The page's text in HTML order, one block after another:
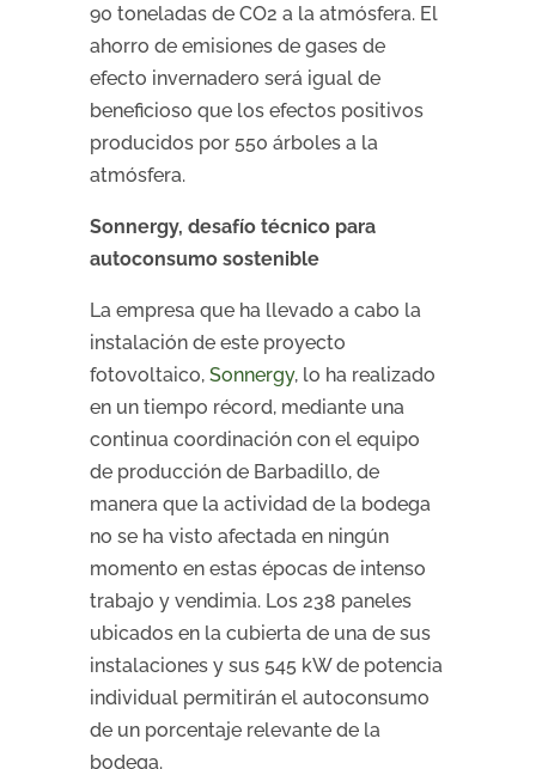
90 toneladas de CO2 a la atmósfera. El
ahorro de emisiones de gases de
efecto invernadero será igual de
beneficioso que los efectos positivos
producidos por 550 árboles a la
atmósfera.
Sonnergy, desafío técnico para
autoconsumo sostenible
La empresa que ha llevado a cabo la
instalación de este proyecto
fotovoltaico,Sonnergy, lo ha realizado
en un tiempo récord, mediante una
continua coordinación con el equipo
de producción de Barbadillo, de
manera que la actividad de la bodega
no se ha visto afectada en ningún
momento en estas épocas de intenso
trabajo y vendimia. Los 238 paneles
ubicados en la cubierta de una de sus
instalaciones y sus 545 kW de potencia
individual permitirán el autoconsumo
de un porcentaje relevante de la
bodega.